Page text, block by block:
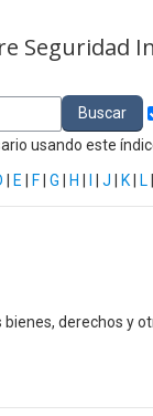
Seguridad
usando este
E F| G H J K| L
bienes, derechos y